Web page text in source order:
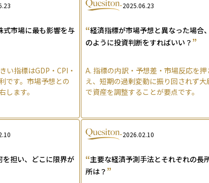
式市場に最も影響を与
い指標はGDP・CPI・
です。市場予想との
します。
2025.06.23
“経済指標が市場予想と異なった場合
のように投資判断をすればいい？ ”
A. 指標の内訳・予想差・市場反応を押
え、短期の過剰変動に振り回されず大
で資産を調整することが要点です。
を担い、どこに限界が
2026.02.10
“主要な経済予測手法とそれぞれの長
所は？ ”